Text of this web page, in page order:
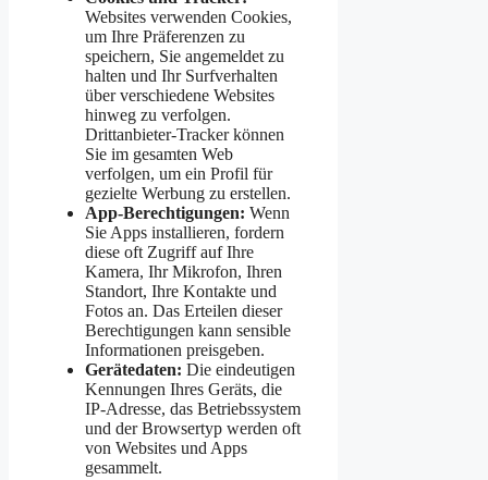
Websites verwenden Cookies,
um Ihre Präferenzen zu
speichern, Sie angemeldet zu
halten und Ihr Surfverhalten
über verschiedene Websites
hinweg zu verfolgen.
Drittanbieter-Tracker können
Sie im gesamten Web
verfolgen, um ein Profil für
gezielte Werbung zu erstellen.
App-Berechtigungen: Wenn
Sie Apps installieren, fordern
diese oft Zugriff auf Ihre
Kamera, Ihr Mikrofon, Ihren
Standort, Ihre Kontakte und
Fotos an. Das Erteilen dieser
Berechtigungen kann sensible
Informationen preisgeben.
Gerätedaten: Die eindeutigen
Kennungen Ihres Geräts, die
IP-Adresse, das Betriebssystem
und der Browsertyp werden oft
von Websites und Apps
gesammelt.